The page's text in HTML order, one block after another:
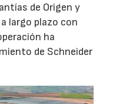
de Origen y
largo plazo con
ha
de Schneider